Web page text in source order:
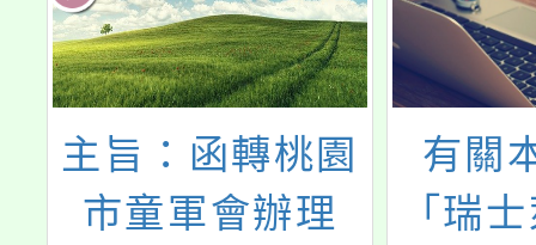
主旨：函轉桃園
市童軍會辦理
有關
「瑞